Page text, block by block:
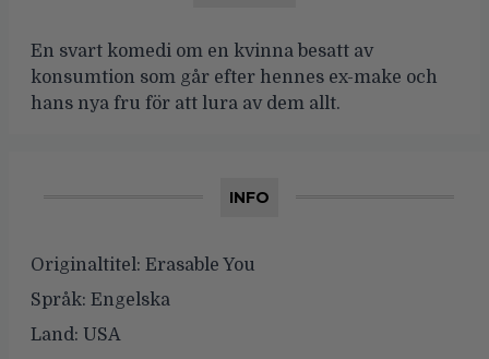
En svart komedi om en kvinna besatt av
konsumtion som går efter hennes ex-make och
hans nya fru för att lura av dem allt.
INFO
Originaltitel: Erasable You
Språk: Engelska
Land: USA